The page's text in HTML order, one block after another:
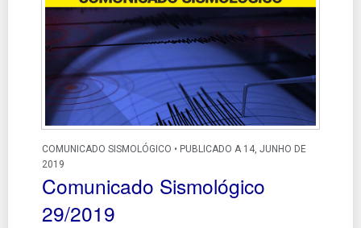
COMUNICADO SISMOLÓGICO • PUBLICADO A 14, JUNHO DE
2019
Comunicado Sismológico
29/2019